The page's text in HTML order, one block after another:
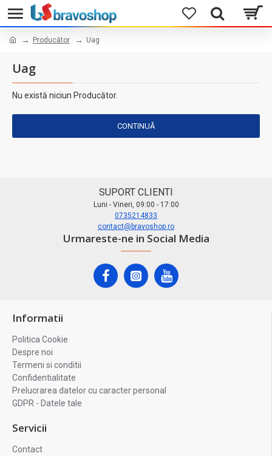
Producător Uag
Uag
Nu există niciun Producător.
CONTINUĂ
SUPORT CLIENTI
Luni - Vineri, 09:00 - 17:00
0735214833
contact@bravoshop.ro
Urmareste-ne in Social Media
Informatii
Politica Cookie
Despre noi
Termeni si conditii
Confidentialitate
Prelucrarea datelor cu caracter personal
GDPR - Datele tale
Servicii
Contact